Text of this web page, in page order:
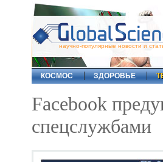
научно-популярные новости и
КОСМОС
ЗДОРОВЬЕ
Facebook
спецслужбами